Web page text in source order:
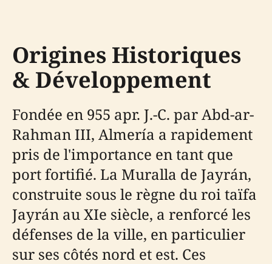
Origines Historiques
& Développement
Fondée en 955 apr. J.-C. par Abd-ar-
Rahman III, Almería a rapidement
pris de l'importance en tant que
port fortifié. La Muralla de Jayrán,
construite sous le règne du roi taïfa
Jayrán au XIe siècle, a renforcé les
défenses de la ville, en particulier
sur ses côtés nord et est. Ces